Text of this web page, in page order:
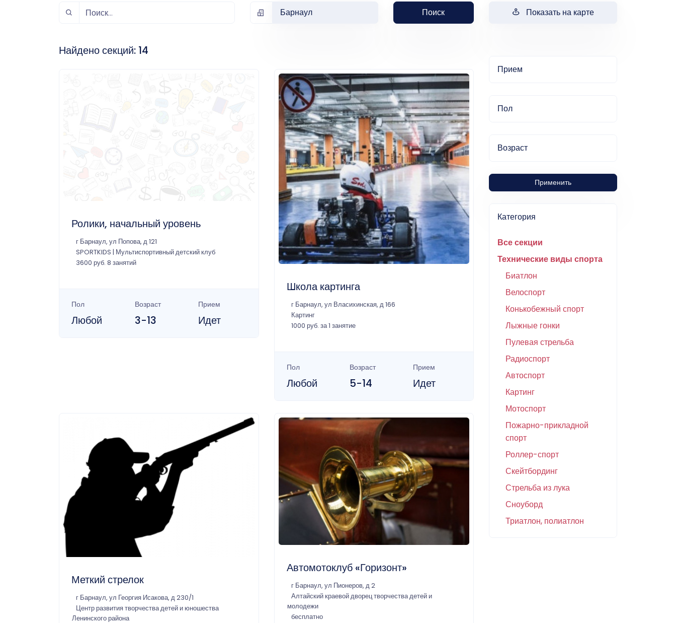
Индивидуально-
Барнаул Поиск Показать на карте
Прием
Пол
Возраст
Применить
Категория
Все секции
Технические виды спорта
Биатлон
Велоспорт
Конькобежный спорт
Лыжные гонки
Пулевая стрельба
Радиоспорт
Автоспорт
Картинг
Мотоспорт
Пожарно-прикладной
спорт
Роллер-спорт
Скейтбординг
Стрельба из лука
Сноуборд
Триатлон, полиатлон
Найдено секций: 14
Ролики, начальный уровень
г Барнаул, ул Попова, д 121
SPORTKIDS | Мультиспортивный детский клуб
3600 руб. 8 занятий
Пол
Любой
Возраст
3-13
Прием
Идет
Школа картинга
г Барнаул, ул Власихинская, д 166
Картинг
1000 руб. за 1 занятие
Пол
Любой
Возраст
5-14
Прием
Идет
Меткий стрелок
г Барнаул, ул Георгия Исакова, д 230/1
Центр развития творчества детей и юношества
Ленинского района
Автомотоклуб «Горизонт»
г Барнаул, ул Пионеров, д 2
Алтайский краевой дворец творчества детей и
молодежи
бесплатно